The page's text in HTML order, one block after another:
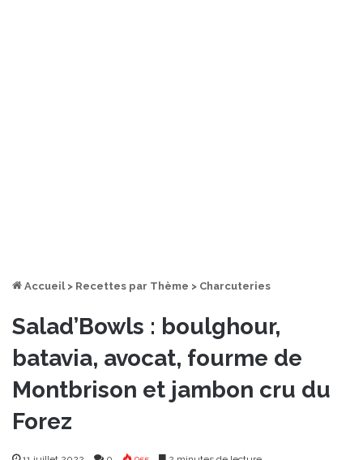
Accueil > Recettes par Thème > Charcuteries
Salad’Bowls : boulghour,
batavia, avocat, fourme de
Montbrison et jambon cru du
Forez